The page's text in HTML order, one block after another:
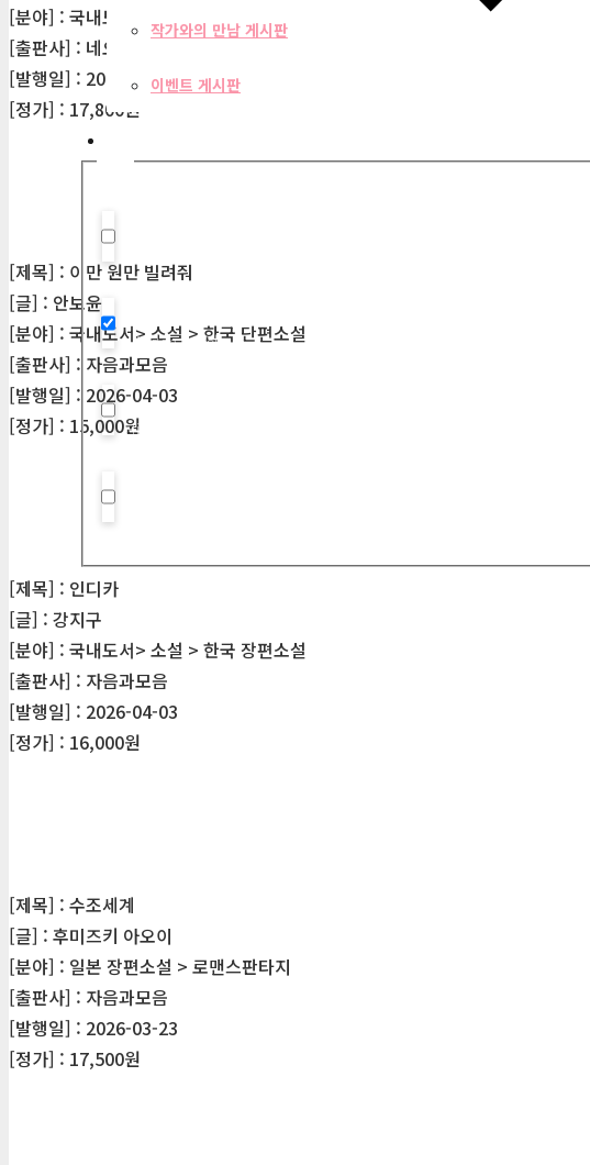
Hidden label
Hidden label
작가와의 만남 게시판
이벤트 게시판
[분야] : 국내도서> 소설 > 한국 장편소설
[출판사] : 네오픽션
[발행일] : 2026-04-30
[정가] : 17,800원
[제목] : 이만 원만 빌려줘
[글] : 안보윤
[분야] : 국내도서> 소설 > 한국 단편소설
[출판사] : 자음과모음
[발행일] : 2026-04-03
[정가] : 15,000원
[제목] : 인디카
[글] : 강지구
[분야] : 국내도서> 소설 > 한국 장편소설
[출판사] : 자음과모음
[발행일] : 2026-04-03
[정가] : 16,000원
[제목] : 수조세계
[글] : 후미즈키 아오이
[분야] : 일본 장편소설 > 로맨스판타지
[출판사] : 자음과모음
[발행일] : 2026-03-23
[정가] : 17,500원